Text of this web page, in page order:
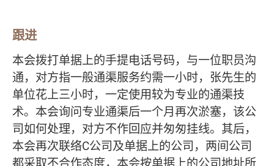
跟进
本会拨打单据上的手提电话号码，与一位职员沟
通，对方指一般通渠服务约需一小时，张先生的
单位花上三小时，一定使用较为专业的通渠技
术。本会询问专业通渠后一个月再次淤塞，该公
司如何处理，对方不作回应并匆匆挂线。其后，
本会再次联络C公司及单据上的公司，两间公司